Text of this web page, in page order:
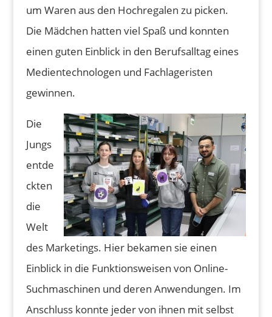
um Waren aus den Hochregalen zu picken.
Die Mädchen hatten viel Spaß und konnten
einen guten Einblick in den Berufsalltag eines
Medientechnologen und Fachlageristen
gewinnen.
Die
Jungs
entde
ckten
die
Welt
des Marketings. Hier bekamen sie einen
Einblick in die Funktionsweisen von Online-
Suchmaschinen und deren Anwendungen. Im
Anschluss konnte jeder von ihnen mit selbst